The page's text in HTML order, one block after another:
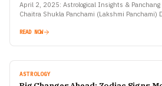
April 2, 2025: Astrological Insights & Panchang
Chaitra Shukla Panchami (Lakshmi Panchami)
READ NOW
ASTROLOGY